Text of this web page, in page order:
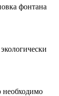
фонтана
необходимо